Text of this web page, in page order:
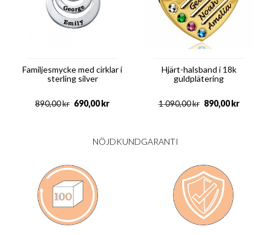
Familjesmycke med cirklar i
sterling silver
kr
890,00 kr
690,00
Hjärt-halsband i 18k
guldplätering
kr
1 090,00 kr
890,00
NÖJDKUNDGARANTI